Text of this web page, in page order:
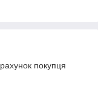
покупця